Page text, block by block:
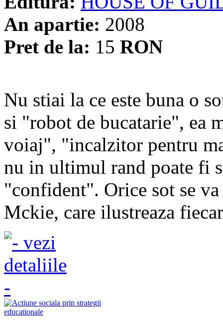
An apartie: 2008
Pret de la: 15 RON
Nu stiai la ce este buna o
si "robot de bucatarie", ea
voiaj", "incalzitor pentru
nu in ultimul rand poate fi
"confident". Orice sot se
Mckie, care ilustreaza